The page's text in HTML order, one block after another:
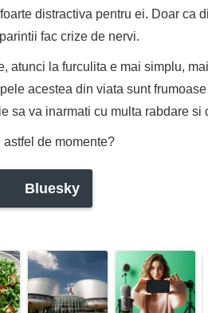
distractiva pentru ei. Doar ca
fac crize de nervi.
atunci la furculita e mai simplu,
acestea din viata sunt
sa va inarmati cu multa rabdare si
de momente?
Bluesky